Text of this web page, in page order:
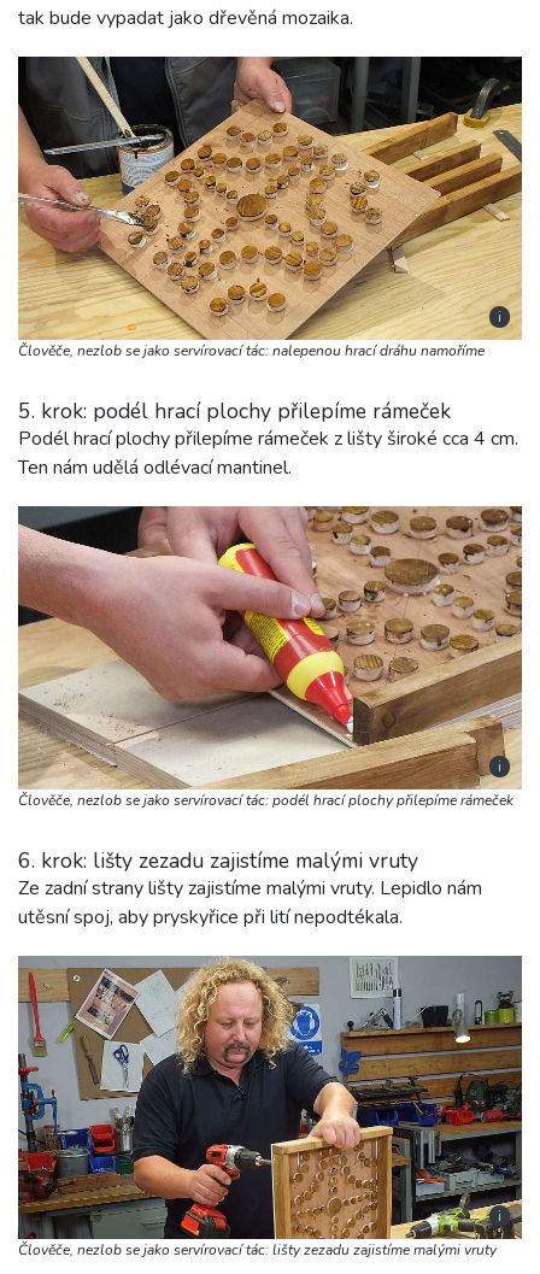
tak bude vypadat jako dřevěná mozaika.
i
Člověče, nezlob se jako servírovací tác: nalepenou hrací dráhu namoříme
5. krok: podél hrací plochy přilepíme rámeček
Podél hrací plochy přilepíme rámeček z lišty široké cca 4 cm.
Ten nám udělá odlévací mantinel.
i
Člověče, nezlob se jako servírovací tác: podél hrací plochy přilepíme rámeček
6. krok: lišty zezadu zajistíme malými vruty
Ze zadní strany lišty zajistíme malými vruty. Lepidlo nám
utěsní spoj, aby pryskyřice při lití nepodtékala.
i
Člověče, nezlob se jako servírovací tác: lišty zezadu zajistíme malými vruty